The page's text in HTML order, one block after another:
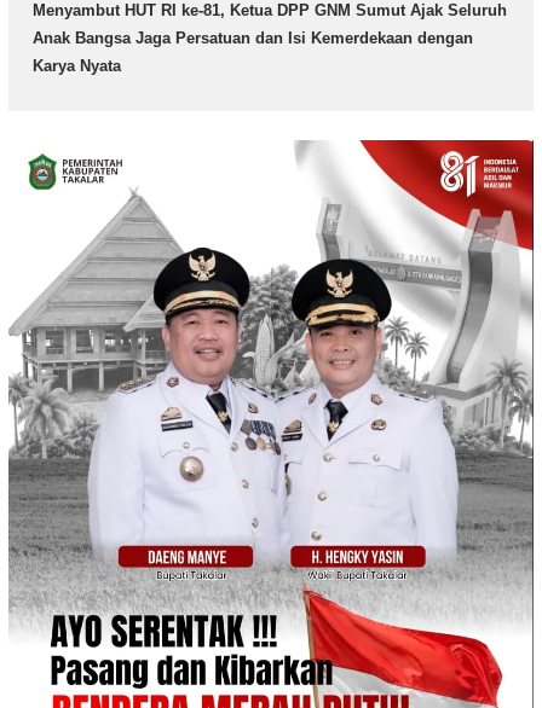
Menyambut HUT RI ke-81, Ketua DPP GNM Sumut Ajak Seluruh
Anak Bangsa Jaga Persatuan dan Isi Kemerdekaan dengan
Karya Nyata